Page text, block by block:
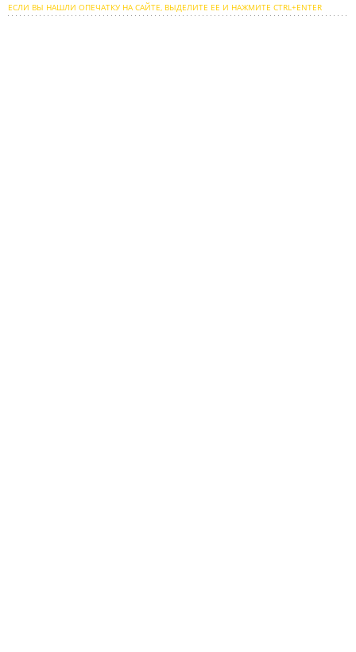
ЕСЛИ ВЫ НАШЛИ ОПЕЧАТКУ НА САЙТЕ, ВЫДЕЛИТЕ ЕЕ И НАЖМИТЕ CTRL+ENTER